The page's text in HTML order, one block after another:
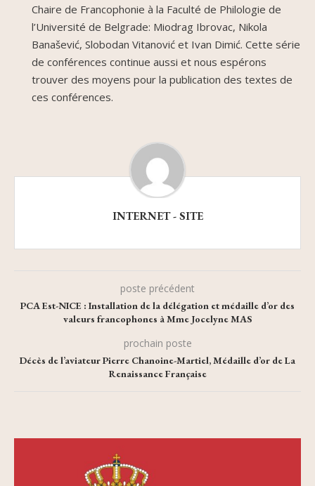
Chaire de Francophonie à la Faculté de Philologie de
l’Université de Belgrade: Miodrag Ibrovac, Nikola
Banašević, Slobodan Vitanović et Ivan Dimić. Cette série
de conférences continue aussi et nous espérons
trouver des moyens pour la publication des textes de
ces conférences.
INTERNET - SITE
poste précédent
PCA Est-NICE : Installation de la délégation et médaille d’or des
valeurs francophones à Mme Jocelyne MAS
prochain poste
Décès de l’aviateur Pierre Chanoine-Martiel, Médaille d’or de La
Renaissance Française